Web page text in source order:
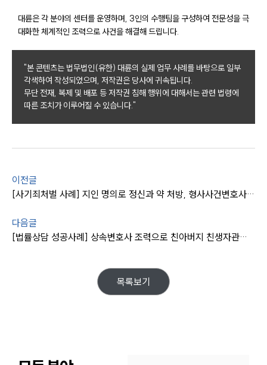
센터소개
대륜의 강점
오시는 길
업무사례
법률정보
대륜은 각 분야의 센터를 운영하며, 3인의 수행팀을 구성하여 전문성을 극
대화한 체계적인 조력으로 사건을 해결해 드립니다.
"본 콘텐츠는 법무법인(유한) 대륜의 실제 업무 사례를 바탕으로 일부
각색하여 작성되었으며, 저작권은 당사에 귀속됩니다.
무단 전재, 복제 및 배포 등 저작권 침해 행위에 대해서는 관련 법령에
따른 조치가 이루어질 수 있습니다."
이전글
[사기죄처벌 사례] 지인 명의로 정신과 약 처방, 형사사건변호사 집행유예로 방어 !
다음글
[법률상담 성공사례] 상속변호사 조력으로 친아버지 친생자관계 존재함 확인
목록보기